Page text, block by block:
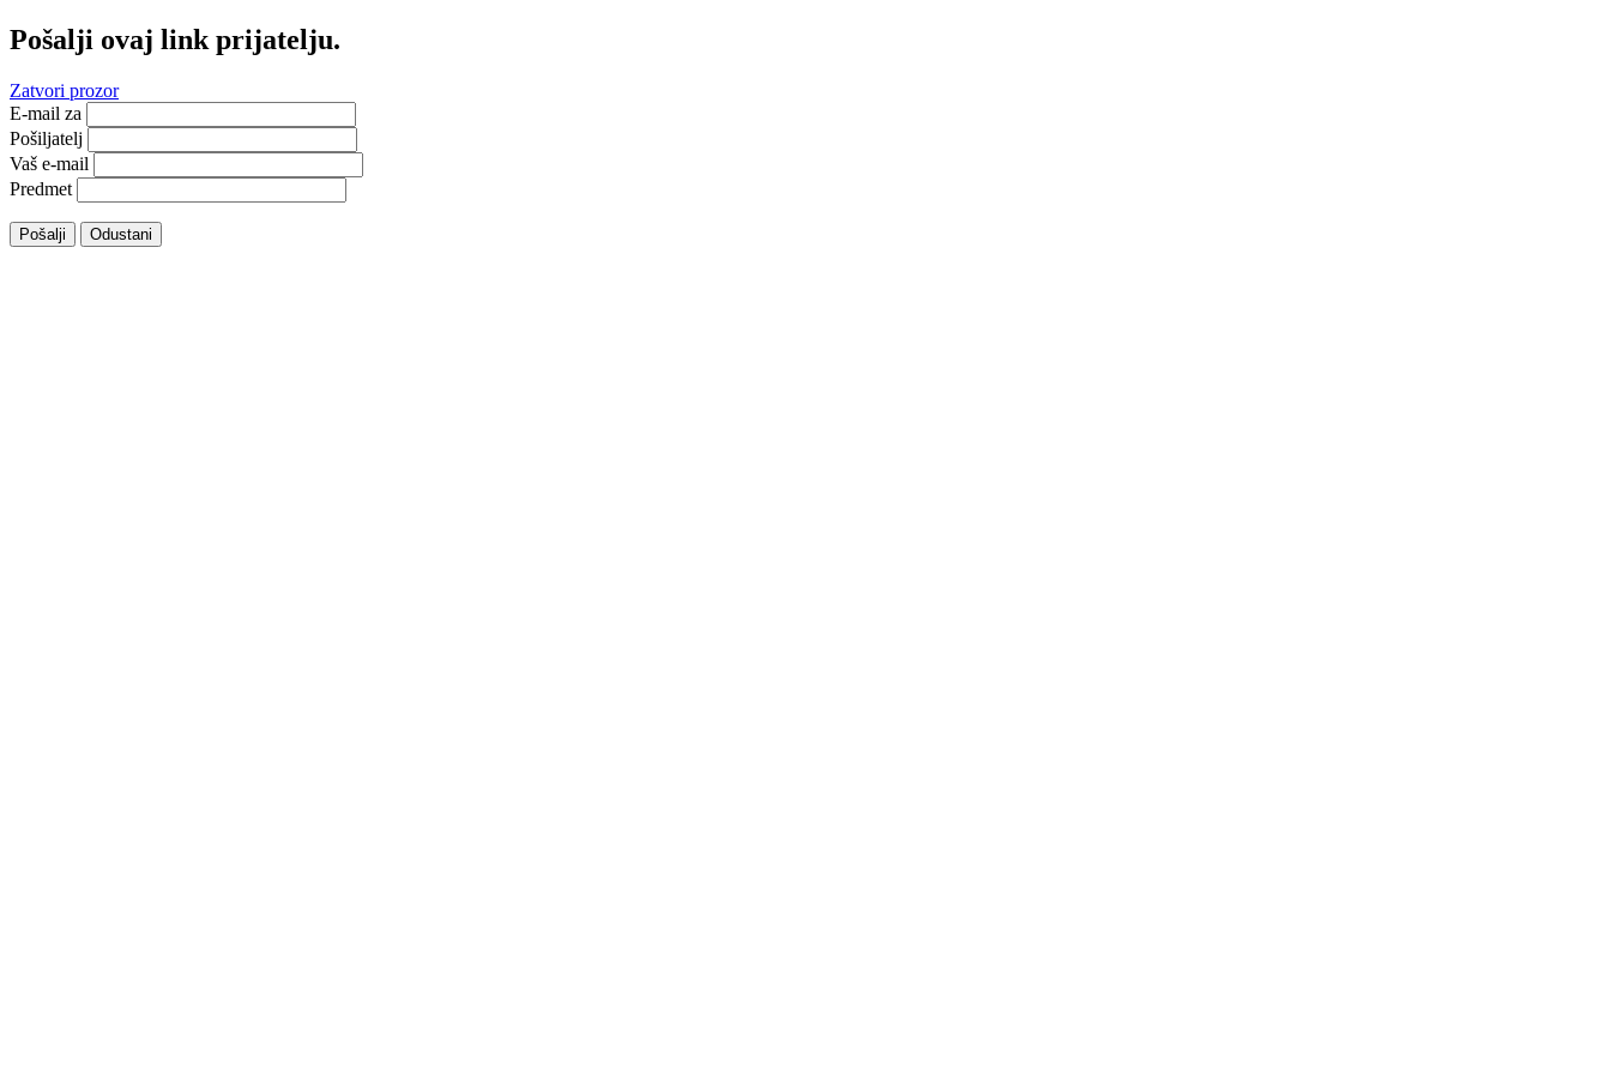
Pošalji ovaj link prijatelju.
Zatvori prozor
E-mail za
Pošiljatelj
Vaš e-mail
Predmet
Pošalji Odustani